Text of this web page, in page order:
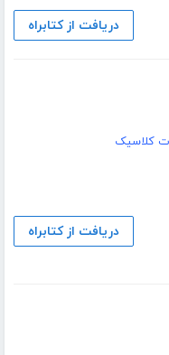
دریافت از کتابراه
کلاسیک
دریافت از کتابراه